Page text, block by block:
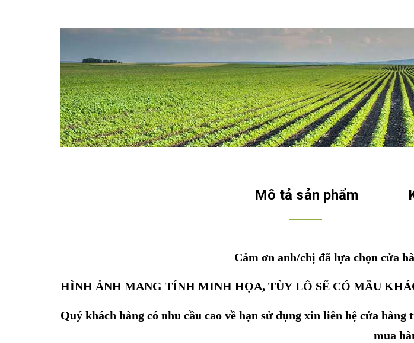
Mô tả sản phẩm
Cảm ơn anh/chị đã lựa chọn cửa
HÌNH ẢNH MANG TÍNH MINH HỌA, TÙY LÔ SẼ CÓ MẪU
Quý khách hàng có nhu cầu cao về hạn sử dụng xin liên hệ cửa
mua